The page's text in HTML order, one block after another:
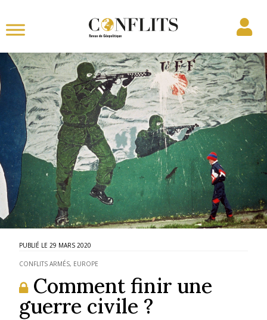
29 MARS 2020
CONFLITS ARMÉS, EUROPE
Comment finir une
guerre civile ?